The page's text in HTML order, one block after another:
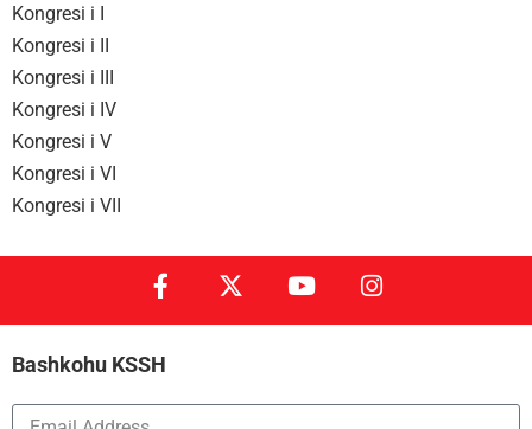
Kongresi i I
Kongresi i II
Kongresi i III
Kongresi i IV
Kongresi i V
Kongresi i VI
Kongresi i VII
Bashkohu KSSH